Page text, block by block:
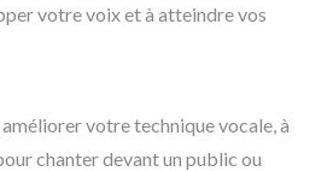
votre voix et à atteindre vos
votre technique vocale, à
chanter devant un public ou